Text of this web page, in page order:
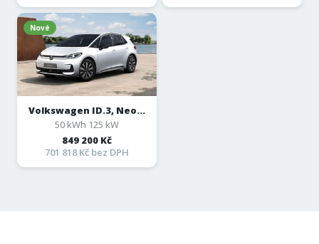
Nové
Volkswagen ID.3, Neo...
50 kWh 125 kW
849 200 Kč
701 818 Kč bez DPH